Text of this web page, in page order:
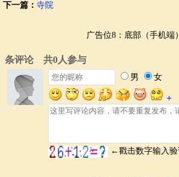
下一篇： 寺院
广告位8：底部（手机端）